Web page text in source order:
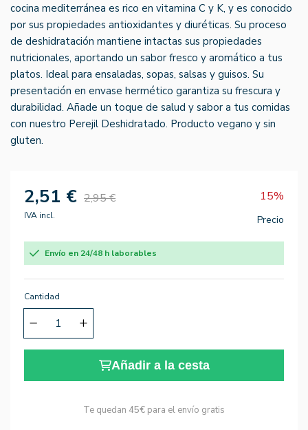
cocina mediterránea es rico en vitamina C y K, y es conocido
por sus propiedades antioxidantes y diuréticas. Su proceso
de deshidratación mantiene intactas sus propiedades
nutricionales, aportando un sabor fresco y aromático a tus
platos. Ideal para ensaladas, sopas, salsas y guisos. Su
presentación en envase hermético garantiza su frescura y
durabilidad. Añade un toque de salud y sabor a tus comidas
con nuestro Perejil Deshidratado. Producto vegano y sin
gluten.
2,51 € 2,95 € 15%
IVA incl. Precio
Envío en 24/48 h laborables
Cantidad
Añadir a la cesta
Te quedan 45€ para el envío gratis